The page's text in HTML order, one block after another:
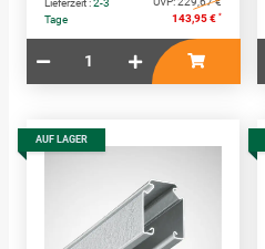
Lieferzeit :2-3
Tage
143,95 € *
AUF LAGER